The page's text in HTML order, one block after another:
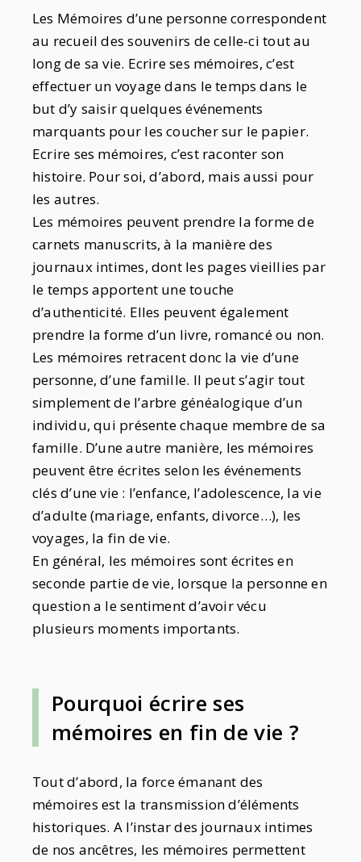
Les Mémoires d’une personne correspondent
au recueil des souvenirs de celle-ci tout au
long de sa vie. Ecrire ses mémoires, c’est
effectuer un voyage dans le temps dans le
but d’y saisir quelques événements
marquants pour les coucher sur le papier.
Ecrire ses mémoires, c’est raconter son
histoire. Pour soi, d’abord, mais aussi pour
les autres.
Les mémoires peuvent prendre la forme de
carnets manuscrits, à la manière des
journaux intimes, dont les pages vieillies par
le temps apportent une touche
d’authenticité. Elles peuvent également
prendre la forme d’un livre, romancé ou non.
Les mémoires retracent donc la vie d’une
personne, d’une famille. Il peut s’agir tout
simplement de l’arbre généalogique d’un
individu, qui présente chaque membre de sa
famille. D’une autre manière, les mémoires
peuvent être écrites selon les événements
clés d’une vie : l’enfance, l’adolescence, la vie
d’adulte (mariage, enfants, divorce…), les
voyages, la fin de vie.
En général, les mémoires sont écrites en
seconde partie de vie, lorsque la personne en
question a le sentiment d’avoir vécu
plusieurs moments importants.
Pourquoi écrire ses
mémoires en fin de vie ?
Tout d’abord, la force émanant des
mémoires est la transmission d’éléments
historiques. A l’instar des journaux intimes
de nos ancêtres, les mémoires permettent